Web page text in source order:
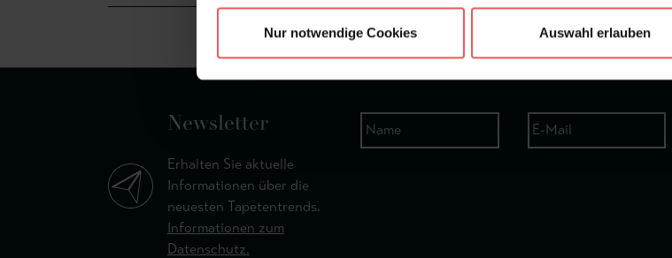
Nur notwendige Cookies Auswahl erlauben
Newsletter
Erhalten Sie aktuelle
Informationen über die
neuesten Tapetentrends.
Informationen zum
Datenschutz.